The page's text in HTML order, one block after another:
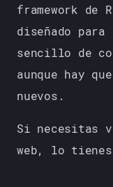
framework de
diseñado
sencillo de
aunque hay
nuevos.
Si necesitas
web, lo tienes